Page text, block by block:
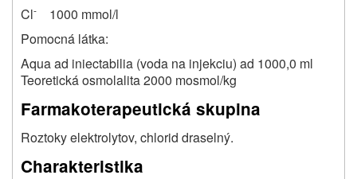
Cl-
1000 mmol/l
Pomocná látka:
Aqua ad iniectabilia (voda na injekciu) ad 1000,0 ml
Teoretická osmolalita 2000 mosmol/kg
Farmakoterapeutická skupina
Roztoky elektrolytov, chlorid draselný.
Charakteristika